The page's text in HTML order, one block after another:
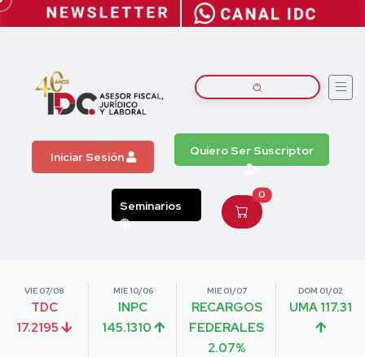
Iniciar Sesión Quiero Ser Suscriptor
Seminarios
0
VIE 07/08
TDC
17.2195
MIE 10/06
INPC
145.1310
MIE 01/07
RECARGOS
FEDERALES
2.07%
DOM 01/02
UMA 117.31